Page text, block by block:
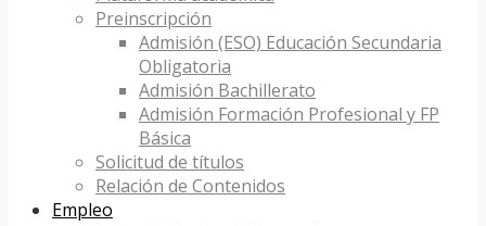
Preinscripción
Admisión (ESO) Educación Secundaria
Obligatoria
Admisión Bachillerato
Admisión Formación Profesional y FP
Básica
Solicitud de títulos
Relación de Contenidos
Empleo